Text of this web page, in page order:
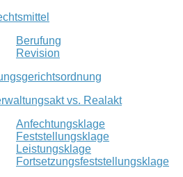
Berufung
Revision
vs. Realakt
Anfechtungsklage
Feststellungsklage
Leistungsklage
Fortsetzungsfeststellungsklage